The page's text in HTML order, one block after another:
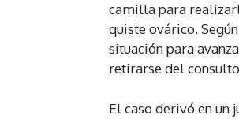
camilla para
quiste ovárico.
situación para
retirarse del
El caso derivó en